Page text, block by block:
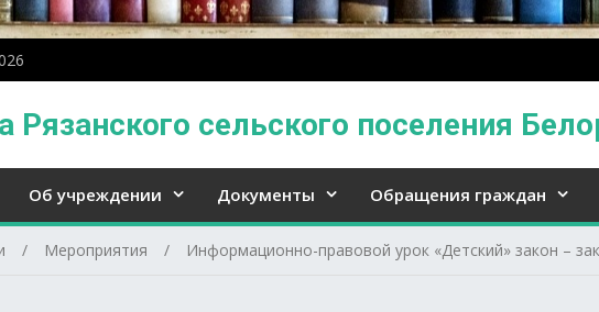
Рязанского сельского поселения
Об учреждении Документы Обращения граждан
Мероприятия Информационно-правовой урок «Детский» закон –